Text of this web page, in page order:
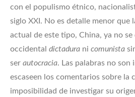
con el populismo étnico,
siglo XXI. No es detalle menor que
actual de este tipo, China, ya no se
occidental dictadura ni comunista
ser autocracia. Las palabras no son
escaseen los comentarios sobre la
imposibilidad de investigar su